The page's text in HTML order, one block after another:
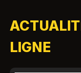
LIGNE